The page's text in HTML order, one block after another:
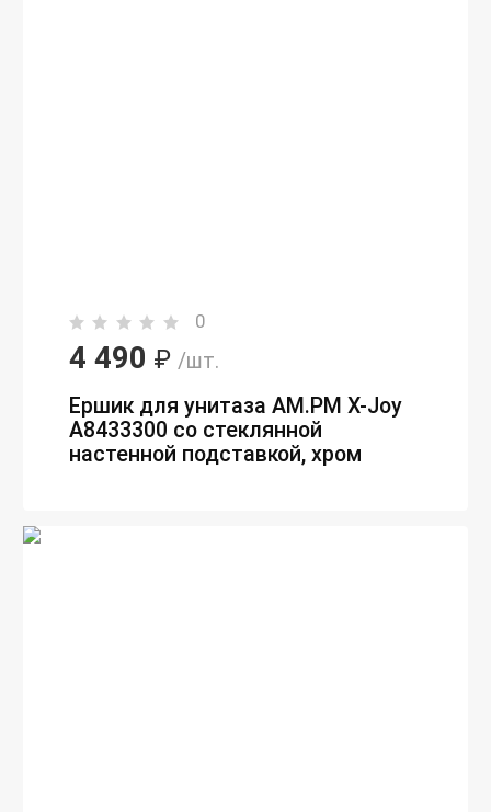
0
4 490 ₽ /шт.
Ершик для унитаза AM.PM X-Joy
A8433300 со стеклянной
настенной подставкой, хром